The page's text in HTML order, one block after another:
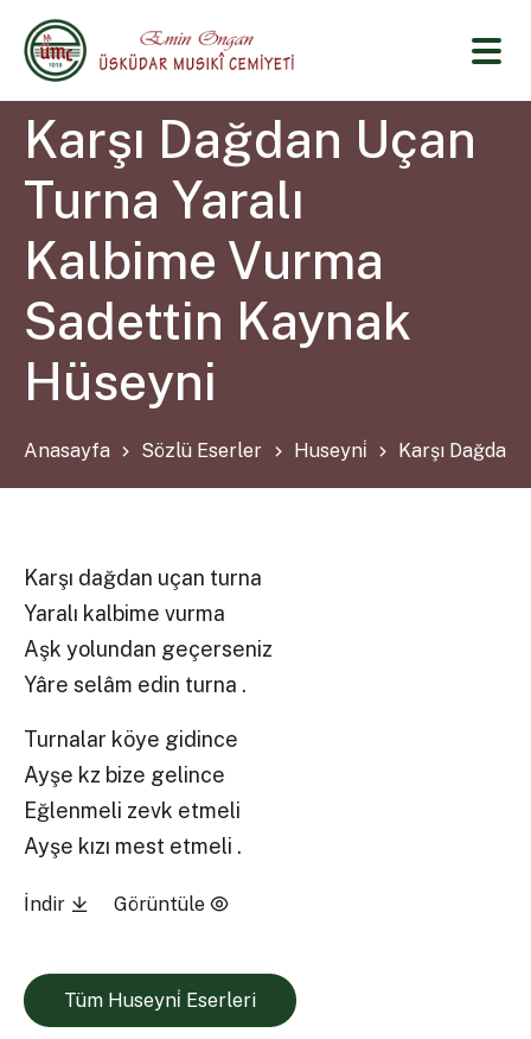
Karşı Dağdan Uçan
Turna Yaralı
Kalbime Vurma
Sadettin Kaynak
Hüseyni
Anasayfa Sözlü Eserler Huseyni̇ Karşı
Karşı dağdan uçan turna
Yaralı kalbime vurma
Aşk yolundan geçerseniz
Yâre selâm edin turna .
Turnalar köye gidince
Ayşe kz bize gelince
Eğlenmeli zevk etmeli
Ayşe kızı mest etmeli .
İndir Görüntüle
Tüm Huseyni̇ Eserleri